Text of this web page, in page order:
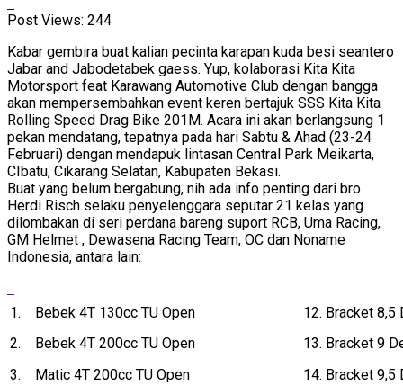
Post Views: 244
Kabar gembira buat kalian pecinta karapan kuda besi seantero
Jabar and Jabodetabek gaess. Yup, kolaborasi Kita Kita
Motorsport feat Karawang Automotive Club dengan bangga
akan mempersembahkan event keren bertajuk SSS Kita Kita
Rolling Speed Drag Bike 201M. Acara ini akan berlangsung 1
pekan mendatang, tepatnya pada hari Sabtu & Ahad (23-24
Februari) dengan mendapuk lintasan Central Park Meikarta,
CIbatu, Cikarang Selatan, Kabupaten Bekasi.
Buat yang belum bergabung, nih ada info penting dari bro
Herdi Risch selaku penyelenggara seputar 21 kelas yang
dilombakan di seri perdana bareng suport RCB, Uma Racing,
GM Helmet , Dewasena Racing Team, OC dan Noname
Indonesia, antara lain:
1. Bebek 4T 130cc TU Open
12. Bracket 8,5
2. Bebek 4T 200cc TU Open
13. Bracket 9
3. Matic 4T 200cc TU Open
14. Bracket 9,5